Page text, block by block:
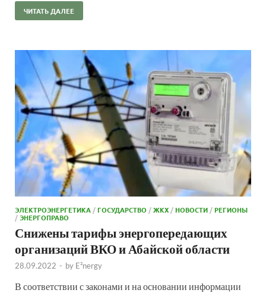
ЧИТАТЬ ДАЛЕЕ
ЭЛЕКТРОЭНЕРГЕТИКА/ГОСУДАРСТВО /ЖКХ/НОВОСТИ/РЕГИОНЫ
/ЭНЕРГОПРАВО
Снижены тарифы энергопередающих
организаций ВКО и Абайской области
28.09.2022 - by E²nergy
В соответствии с законами и на основании информации